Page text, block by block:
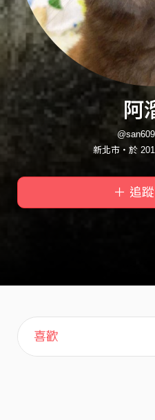
阿
新北市・於
＋ 追蹤
主頁
歌單
喜歡
關於